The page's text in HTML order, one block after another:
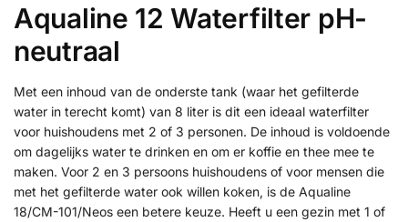
Aqualine 12 Waterfilter pH-
neutraal
Met een inhoud van de onderste tank (waar het gefilterde
water in terecht komt) van 8 liter is dit een ideaal waterfilter
voor huishoudens met 2 of 3 personen. De inhoud is voldoende
om dagelijks water te drinken en om er koffie en thee mee te
maken. Voor 2 en 3 persoons huishoudens of voor mensen die
met het gefilterde water ook willen koken, is de Aqualine
18/CM-101/Neos een betere keuze. Heeft u een gezin met 1 of